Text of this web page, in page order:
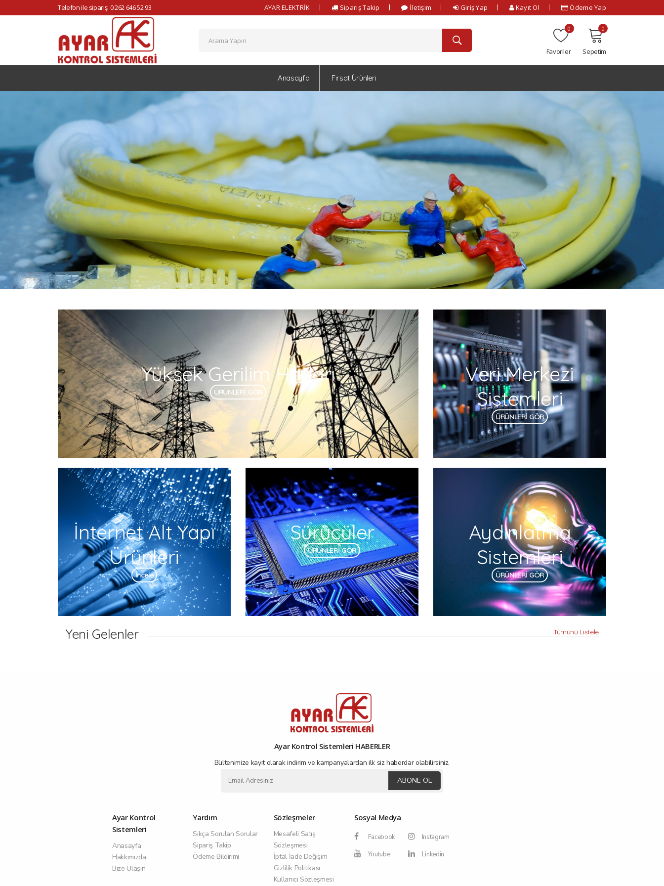
Telefon ile sipariş: 0 262 646 52 93 AYAR ELEKTRİK Sipariş Takip İletişim Giriş Yap Kayıt Ol Ödeme Yap
Favoriler
0
Sepetim
0
Anasayfa Fırsat Ürünleri
Yüksek Gerilim Hatları
ÜRÜNLERİ GÖR
Veri Merkezi
Sistemleri
ÜRÜNLERİ GÖR
İnternet Alt Yapı
Ürünleri
İncele
Sürücüler
ÜRÜNLERİ GÖR
Aydınlatma
Sistemleri
ÜRÜNLERİ GÖR
Yeni Gelenler Tümünü Listele
Ayar Kontrol Sistemleri HABERLER
Bültenimize kayıt olarak indirim ve kampanyalardan ilk siz haberdar olabilirsiniz.
ABONE OL
Ayar Kontrol
Sistemleri
Anasayfa
Hakkımızda
Bize Ulaşın
Yardım
Sıkça Sorulan Sorular
Sipariş Takip
Ödeme Bildirimi
Sözleşmeler
Mesafeli Satış
Sözleşmesi
İptal İade Değişim
Gizlilik Politikası
Kullanıcı Sözleşmesi
Sosyal Medya
Facebook
Instagram
Youtube
Linkedin